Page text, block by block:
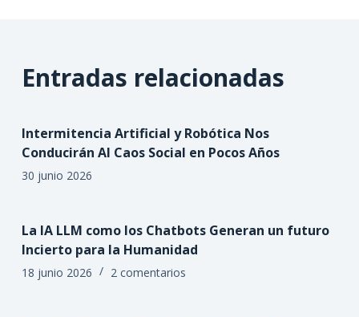
Entradas relacionadas
Intermitencia Artificial y Robótica Nos
Conducirán Al Caos Social en Pocos Años
30 junio 2026
La IA LLM como los Chatbots Generan un futuro
Incierto para la Humanidad
18 junio 2026 2 comentarios